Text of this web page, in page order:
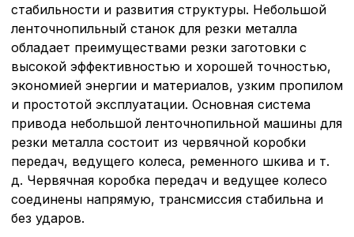
стабильности и развития структуры. Небольшой
ленточнопильный станок для резки металла
обладает преимуществами резки заготовки с
высокой эффективностью и хорошей точностью,
экономией энергии и материалов, узким пропилом
и простотой эксплуатации. Основная система
привода небольшой ленточнопильной машины для
резки металла состоит из червячной коробки
передач, ведущего колеса, ременного шкива и т.
д. Червячная коробка передач и ведущее колесо
соединены напрямую, трансмиссия стабильна и
без ударов.